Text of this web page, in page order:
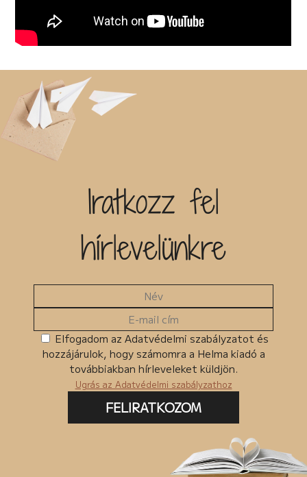
Iratkozz fel
hírlevelünkre
Elfogadom az Adatvédelmi szabályzatot és
hozzájárulok, hogy számomra a Helma kiadó a
továbbiakban hírleveleket küldjön.
Ugrás az Adatvédelmi szabályzathoz
FELIRATKOZOM